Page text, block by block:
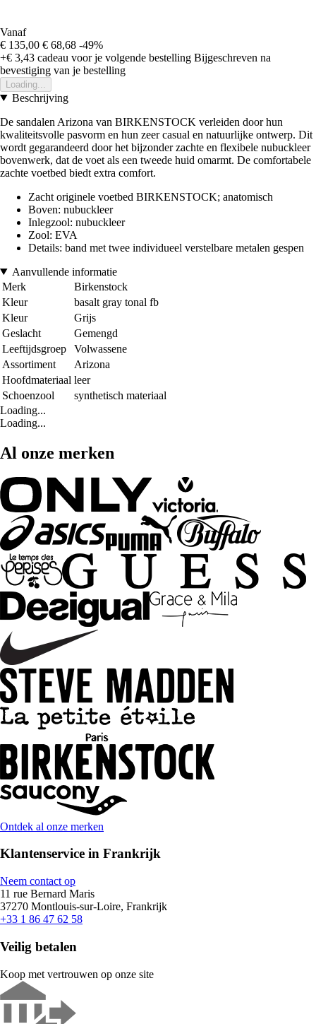
Vanaf
€ 135,00 € 68,68 -49%
+€ 3,43 cadeau voor je volgende bestelling Bijgeschreven na
bevestiging van je bestelling
Loading...
Beschrijving
De sandalen Arizona van BIRKENSTOCK verleiden door hun
kwaliteitsvolle pasvorm en hun zeer casual en natuurlijke ontwerp. Dit
wordt gegarandeerd door het bijzonder zachte en flexibele nubuckleer
bovenwerk, dat de voet als een tweede huid omarmt. De comfortabele
zachte voetbed biedt extra comfort.
Zacht originele voetbed BIRKENSTOCK; anatomisch
Boven: nubuckleer
Inlegzool: nubuckleer
Zool: EVA
Details: band met twee individueel verstelbare metalen gespen
Aanvullende informatie
Merk
Birkenstock
Kleur
basalt gray tonal fb
Kleur
Grijs
Geslacht
Gemengd
Leeftijdsgroep
Volwassene
Assortiment
Arizona
Hoofdmateriaal leer
Schoenzool
synthetisch materiaal
Loading...
Loading...
Al onze merken
Ontdek al onze merken
Klantenservice in Frankrijk
Neem contact op
11 rue Bernard Maris
37270 Montlouis-sur-Loire, Frankrijk
+33 1 86 47 62 58
Veilig betalen
Koop met vertrouwen op onze site